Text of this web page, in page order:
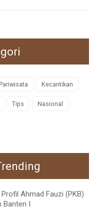
Kecantikan
Tips Nasional
Ahmad Fauzi (PKB)
I